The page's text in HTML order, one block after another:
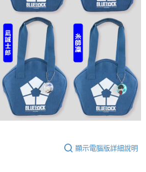
顯示電腦版詳細說明